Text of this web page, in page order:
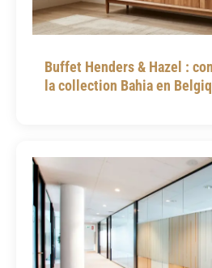
Buffet Henders & Hazel :
la collection Bahia en